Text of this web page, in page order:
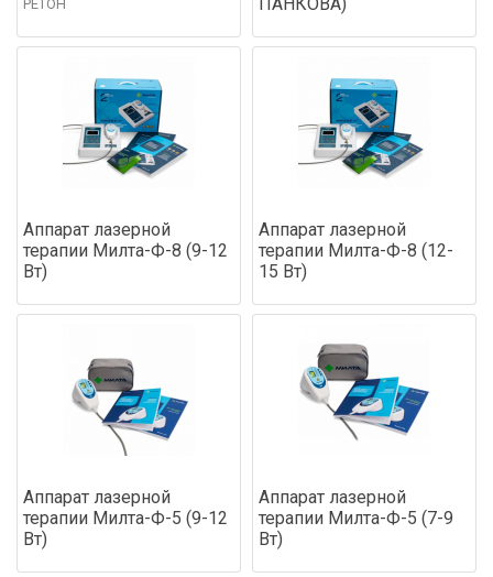
РЕТОН
Аппарат лазерной
терапии Милта-Ф-8 (9-12
Вт)
Аппарат лазерной
терапии Милта-Ф-8 (12-
15 Вт)
Аппарат лазерной
терапии Милта-Ф-5 (9-12
Вт)
Аппарат лазерной
терапии Милта-Ф-5 (7-9
Вт)